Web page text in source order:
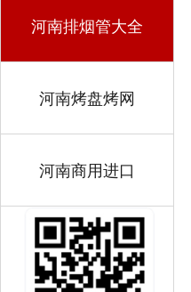
河南排烟管大全
河南烤盘烤网
河南商用进口